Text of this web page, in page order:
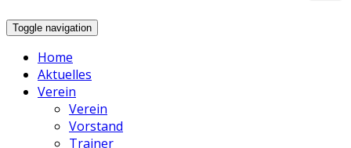
Toggle navigation
Home
Aktuelles
Verein
Verein
Vorstand
Trainer